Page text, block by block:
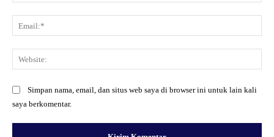
Simpan nama, email, dan situs web saya di browser ini untuk lain kali
saya berkomentar.